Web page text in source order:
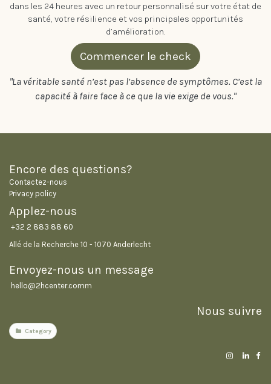
dans les 24 heures avec un retour personnalisé sur votre état de
santé, votre résilience et vos principales opportunités
d’amélioration.
Commencer le check
"La véritable santé n’est pas l’absence de symptômes. C’est la
capacité à faire face à ce que la vie exige de vous."
Encore des questions?
Contactez-nous
Privacy policy
Applez-nous
+32 2 883 88 60
Allé de la Recherche 10 - 1070 Anderlecht
Envoyez-nous un message
hello@2hcenter.comm
Nous suivre
Category